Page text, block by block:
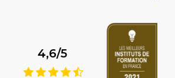
4,6/5
9